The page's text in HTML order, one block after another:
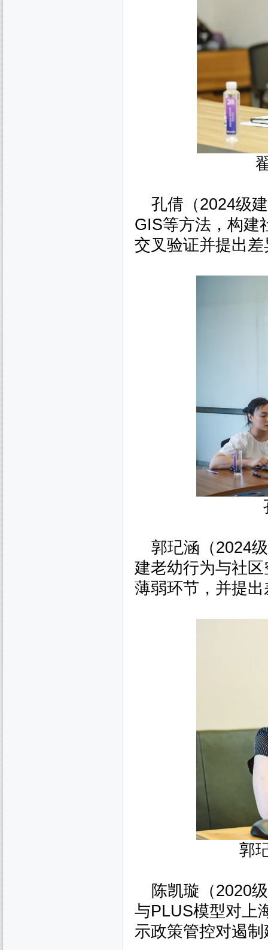
孔倩（2024级
GIS等方法，构建
交叉验证并提出
郭玘涵（2024
建老幼行为与社
薄弱环节，并提
郭
陈凯璇（2020
与PLUS模型对上
示政策管控对遏